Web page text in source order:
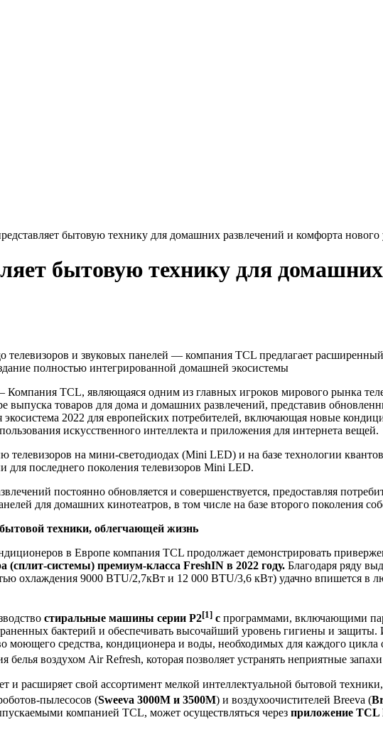
бытовую технику для домашних развлечений и комфорта нового
бытовую технику для
телевизоров и звуковых панелей — компания TCL предлагает
полностью интегрированной домашней экосистемы
TCL, являющаяся одним из главных игроков мирового рынка
выпуска товаров для дома и домашних развлечений, представив
2022 для европейских потребителей, включающая новые
искусственного интеллекта и приложения для интернета вещей.
телевизоров на мини-светодиодах (Mini LED) и на базе технологии
последнего поколения телевизоров Mini LED.
постоянно обновляется и совершенствуется, предоставляя
для домашних кинотеатров, в том числе на базе второго поколения
техники, облегчающей жизнь
в Европе компания TCL продолжает демонстрировать
(сплит-системы) премиум-класса FreshIN в 2022 году. Благодаря ряду
охлаждения 9000 BTU/2,7кВт и 12 000 BTU/3,6 кВт) удачно впишется в
стиральные машины серии P2[1] с программами, включающими
бактерий и обеспечивать высочайший уровень гигиены и защиты.
моющего средства, кондиционера и воды, необходимых для каждого цикла
воздухом Air Refresh, которая позволяет устранять неприятные
и расширяет свой ассортимент мелкой интеллектуальной бытовой
пылесосов (Sweeva 3000M и 3500M) и воздухоочистителей Breeva (
компанией TCL, может осуществляться через приложение TCL